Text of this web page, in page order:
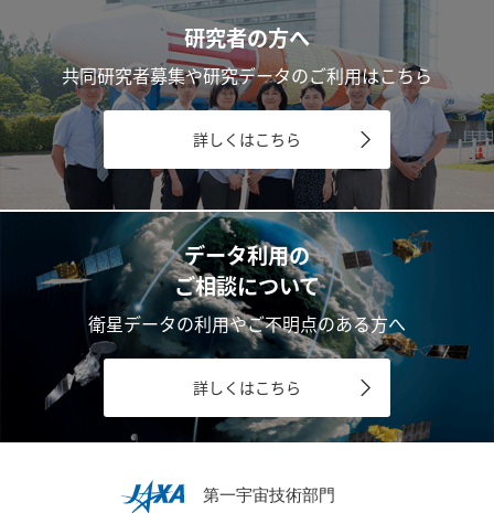
研究者の方へ
共同研究者募集や研究データのご利用はこちら
詳しくはこちら
データ利用の
ご相談について
衛星データの利用やご不明点のある方へ
詳しくはこちら